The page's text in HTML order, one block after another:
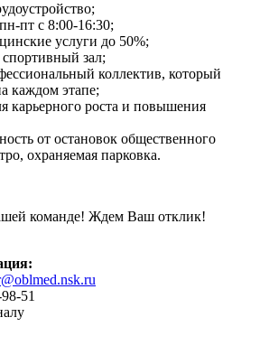
пт с 8:00-16:30;
услуги до 50%;
зал;
коллектив, который
каждом этапе;
карьерного роста и повышения
от остановок общественного
охраняемая парковка.
команде! Ждем Ваш отклик!
51